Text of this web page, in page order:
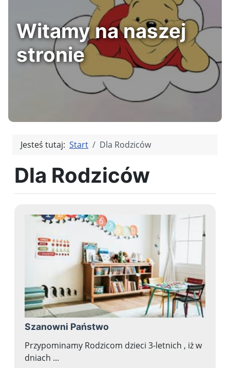
Witamy na naszej
stronie
Jesteś tutaj: Start Dla Rodziców
Dla Rodziców
Szanowni Państwo
Przypominamy Rodzicom dzieci 3-letnich , iż w
dniach ...